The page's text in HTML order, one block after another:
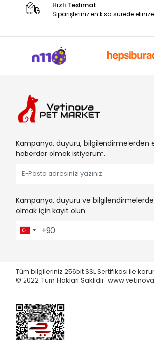
Hızlı Teslimat
Siparişleriniz en kısa sürede elinize
Kampanya, duyuru, bilgilendirmelerden
haberdar olmak istiyorum.
Kampanya, duyuru ve
olmak için kayıt olun.
Tüm bilgileriniz 256bit SSL Sertifikası ile
© 2022 Tüm Hakları Saklıdır